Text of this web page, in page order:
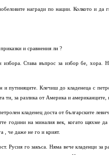
награди по нации. Колкото и
и сравнения ли ?
Става въпрос за избор бе, хора.
путиняците. Клечиш до кладенеца с
ти, за разлика от Америка и американците,
кладенец доста от българските
години на миналия век, когато щяхме
, че даже не го и крият.
Русия го закъса. Няма вече кладенци за